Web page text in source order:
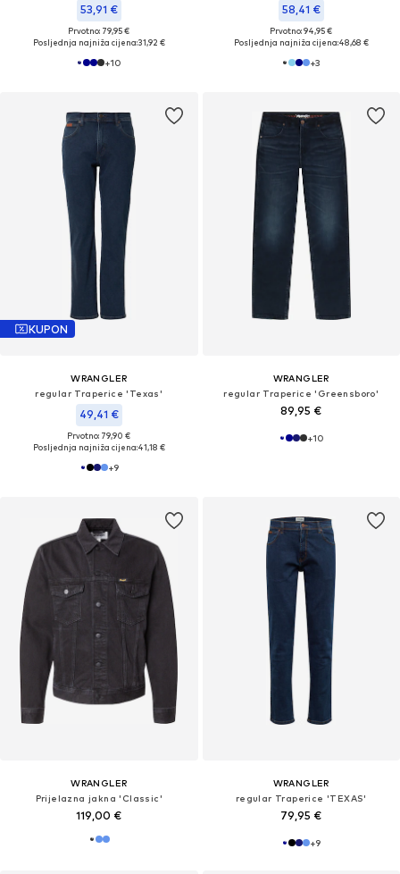
53,91 €
Prvotno: 79,95 €
Posljednja najniža cijena:31,92 €
+10
58,41 €
Prvotno: 94,95 €
Posljednja najniža cijena:48,68 €
+3
KUPON
WRANGLER
regular Traperice 'Texas'
49,41 €
Prvotno: 79,90 €
Posljednja najniža cijena:41,18 €
+9
WRANGLER
regular Traperice 'Greensboro'
89,95 €
+10
WRANGLER
Prijelazna jakna 'Classic'
119,00 €
WRANGLER
regular Traperice 'TEXAS'
79,95 €
+9